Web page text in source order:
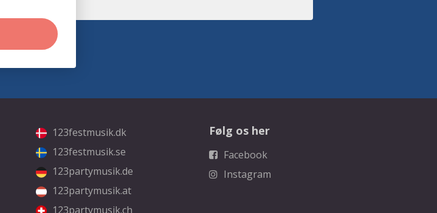
123festmusik.dk
123festmusik.se
123partymusik.de
123partymusik.at
123partymusik.ch
Følg os her
Facebook
Instagram